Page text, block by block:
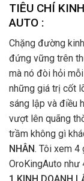
TIÊU CHÍ
AUTO :
Chặng đường
đứng vững trên
mà nó đòi hỏi
những giá trị cốt
sáng lập và điều
vượt lên quãng
trầm không gì
NHÂN. Tôi xem
OroKingAuto như